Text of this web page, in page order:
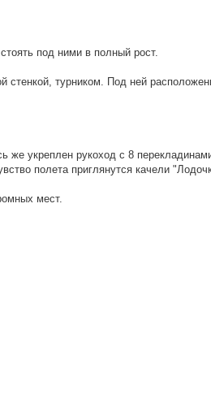
под ними в полный рост.
турником. Под ней
же укреплен рукоход с 8
полета приглянутся качели
мест.